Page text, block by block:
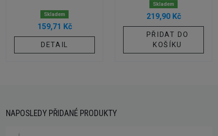
Skladem
159,71 Kč
DETAIL
Skladem
219,90 Kč
PŘIDAT DO
KOŠÍKU
NAPOSLEDY PŘIDANÉ PRODUKTY